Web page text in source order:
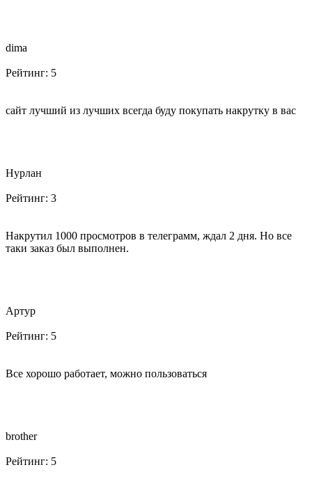
dima
Рейтинг: 5
сайт лучший из лучших всегда буду покупать накрутку в вас
Нурлан
Рейтинг: 3
Накрутил 1000 просмотров в телеграмм, ждал 2 дня. Но все
таки заказ был выполнен.
Артур
Рейтинг: 5
Все хорошо работает, можно пользоваться
brother
Рейтинг: 5